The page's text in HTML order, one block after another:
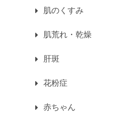
肌のくすみ
肌荒れ・乾燥
肝斑
花粉症
赤ちゃん